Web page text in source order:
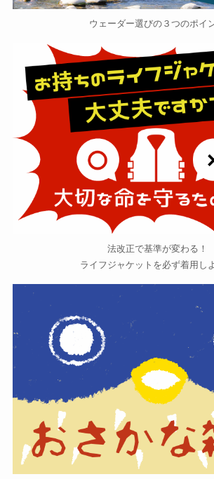
ウェーダー選びの３つのポイ
法改正で基準が変わる！
ライフジャケットを必ず着用し